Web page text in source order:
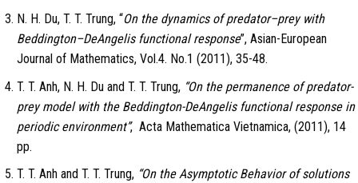
N. H. Du, T. T. Trung, “On the dynamics of predator–prey with
Beddington–DeAngelis functional response”, Asian-European
Journal of Mathematics, Vol.4. No.1 (2011), 35-48.
T. T. Anh, N. H. Du and T. T. Trung,“On the permanence of predator-
prey model with the Beddington-DeAngelis functional response in
periodic environment”, Acta Mathematica Vietnamica, (2011), 14
pp.
T. T. Anh and T. T. Trung, “On the Asymptotic Behavior of solutions